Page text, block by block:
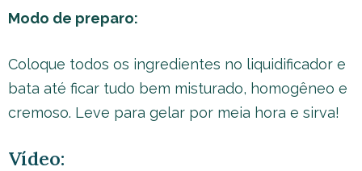
Modo de preparo:
Coloque todos os ingredientes no liquidificador e
bata até ficar tudo bem misturado, homogêneo e
cremoso. Leve para gelar por meia hora e sirva!
Vídeo: